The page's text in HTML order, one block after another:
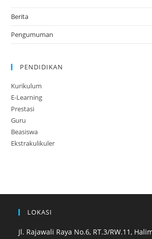
Berita
Pengumuman
PENDIDIKAN
Kurikulum
E-Learning
Prestasi
Guru
Beasiswa
Ekstrakulikuler
LOKASI
Jl. Rajawali Raya No.6, RT.3/RW.11,